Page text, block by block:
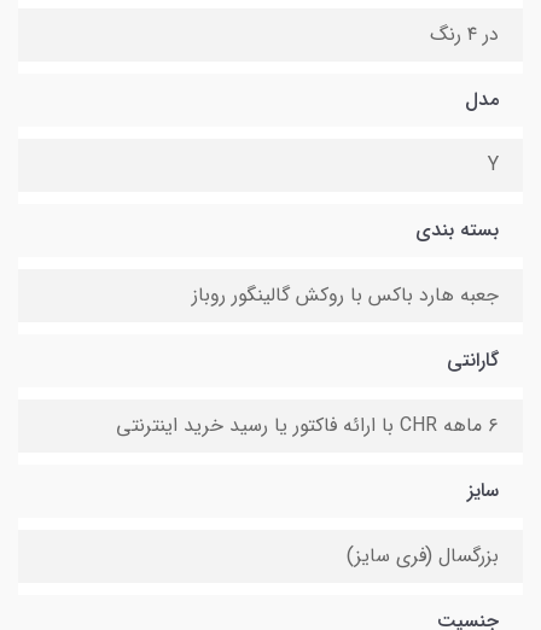
در ۴ رنگ
مدل
Y
بسته بندی
جعبه هارد باکس با روکش گالینگور روباز
گارانتی
۶ ماهه CHR با ارائه فاکتور یا رسید خرید اینترنتی
سایز
بزرگسال (فری سایز)
جنسیت